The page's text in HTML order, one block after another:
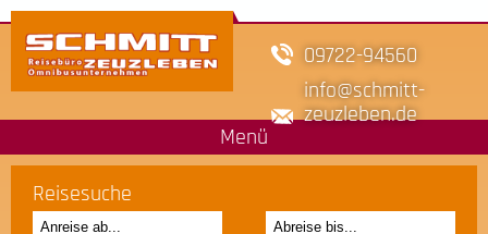
09722-94560
info schmitt-
zeuzleben.de
Menü
Reisesuche